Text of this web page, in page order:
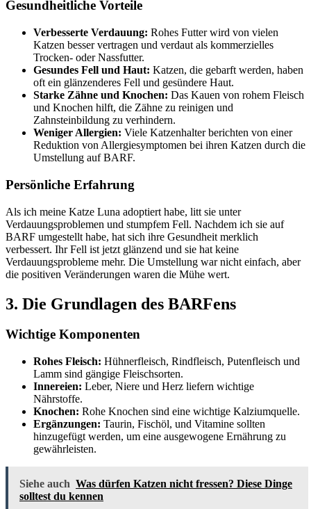
Gesundheitliche Vorteile
Verbesserte Verdauung: Rohes Futter wird von vielen
Katzen besser vertragen und verdaut als kommerzielles
Trocken- oder Nassfutter.
Gesundes Fell und Haut: Katzen, die gebarft werden, haben
oft ein glänzenderes Fell und gesündere Haut.
Starke Zähne und Knochen: Das Kauen von rohem Fleisch
und Knochen hilft, die Zähne zu reinigen und
Zahnsteinbildung zu verhindern.
Weniger Allergien: Viele Katzenhalter berichten von einer
Reduktion von Allergiesymptomen bei ihren Katzen durch die
Umstellung auf BARF.
Persönliche Erfahrung
Als ich meine Katze Luna adoptiert habe, litt sie unter
Verdauungsproblemen und stumpfem Fell. Nachdem ich sie auf
BARF umgestellt habe, hat sich ihre Gesundheit merklich
verbessert. Ihr Fell ist jetzt glänzend und sie hat keine
Verdauungsprobleme mehr. Die Umstellung war nicht einfach, aber
die positiven Veränderungen waren die Mühe wert.
3. Die Grundlagen des BARFens
Wichtige Komponenten
Rohes Fleisch: Hühnerfleisch, Rindfleisch, Putenfleisch und
Lamm sind gängige Fleischsorten.
Innereien: Leber, Niere und Herz liefern wichtige
Nährstoffe.
Knochen: Rohe Knochen sind eine wichtige Kalziumquelle.
Ergänzungen: Taurin, Fischöl, und Vitamine sollten
hinzugefügt werden, um eine ausgewogene Ernährung zu
gewährleisten.
Siehe auch Was dürfen Katzen nicht fressen? Diese Dinge
solltest du kennen